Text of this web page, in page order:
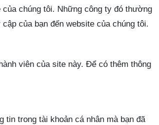
chúng tôi. Những công ty đó thường
của bạn đến website của chúng tôi.
viên của site này. Để có thêm thông
tin trong tài khoản cá nhân mà bạn đã